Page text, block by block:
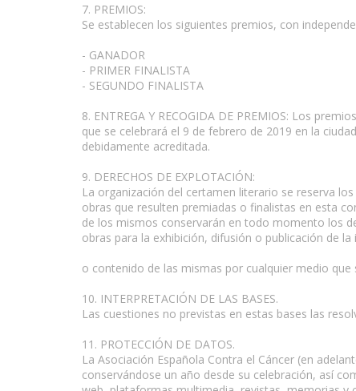
7. PREMIOS:
Se establecen los siguientes premios, con
- GANADOR
- PRIMER FINALISTA
- SEGUNDO FINALISTA
8. ENTREGA Y RECOGIDA DE PREMIOS: Los
que se celebrará el 9 de febrero de 2019 en la
debidamente acreditada.
9. DERECHOS DE EXPLOTACIÓN:
La organización del certamen literario se reserva
obras que resulten premiadas o finalistas en esta
de los mismos conservarán en todo momento los
obras para la exhibición, difusión o publicación de la
o contenido de las mismas por cualquier medio que
10. INTERPRETACIÓN DE LAS BASES.
Las cuestiones no previstas en estas bases las
11. PROTECCIÓN DE DATOS.
La Asociación Española Contra el Cáncer (en
conservándose un año desde su celebración, así